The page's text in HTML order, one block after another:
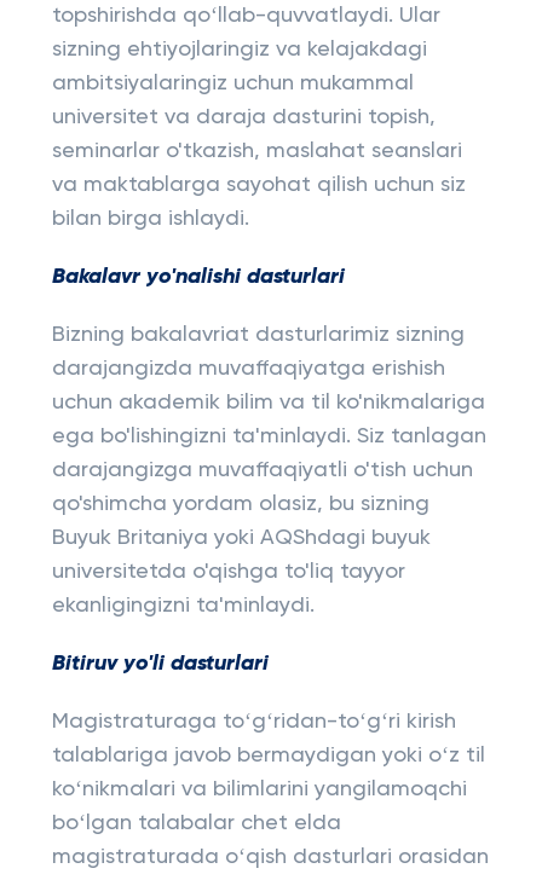
topshirishda qoʻllab-quvvatlaydi. Ular
sizning ehtiyojlaringiz va kelajakdagi
ambitsiyalaringiz uchun mukammal
universitet va daraja dasturini topish,
seminarlar o'tkazish, maslahat seanslari
va maktablarga sayohat qilish uchun siz
bilan birga ishlaydi.
Bakalavr yo'nalishi dasturlari
Bizning bakalavriat dasturlarimiz sizning
darajangizda muvaffaqiyatga erishish
uchun akademik bilim va til ko'nikmalariga
ega bo'lishingizni ta'minlaydi. Siz tanlagan
darajangizga muvaffaqiyatli o'tish uchun
qo'shimcha yordam olasiz, bu sizning
Buyuk Britaniya yoki AQShdagi buyuk
universitetda o'qishga to'liq tayyor
ekanligingizni ta'minlaydi.
Bitiruv yo'li dasturlari
Magistraturaga toʻgʻridan-toʻgʻri kirish
talablariga javob bermaydigan yoki oʻz til
koʻnikmalari va bilimlarini yangilamoqchi
boʻlgan talabalar chet elda
magistraturada oʻqish dasturlari orasidan